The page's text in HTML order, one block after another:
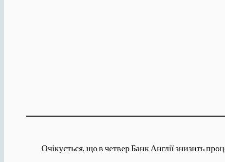
Очікується, що в четвер Банк Англії знизить